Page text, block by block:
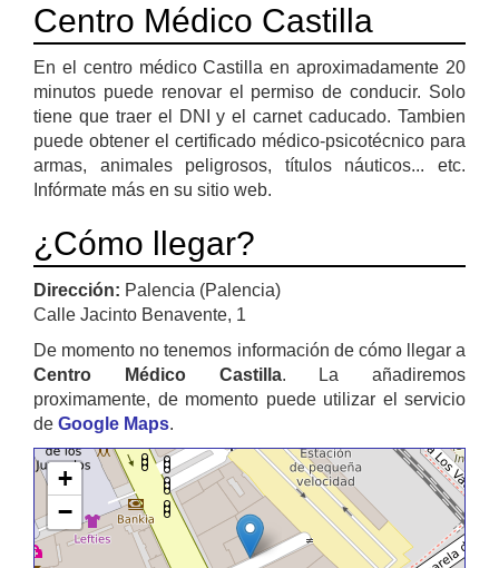
Centro Médico Castilla
En el centro médico Castilla en aproximadamente 20
minutos puede renovar el permiso de conducir. Solo
tiene que traer el DNI y el carnet caducado. Tambien
puede obtener el certificado médico-psicotécnico para
armas, animales peligrosos, títulos náuticos... etc.
Infórmate más en su sitio web.
¿Cómo llegar?
Dirección: Palencia (Palencia)
Calle Jacinto Benavente, 1
De momento no tenemos información de cómo llegar a
Centro Médico Castilla. La añadiremos
proximamente, de momento puede utilizar el servicio
de Google Maps.
+
−